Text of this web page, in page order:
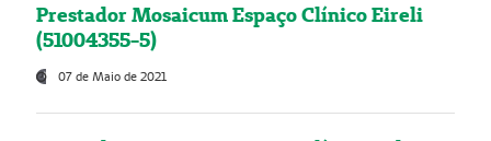
Prestador Mosaicum Espaço Clínico Eireli
(51004355-5)
07 de Maio de 2021